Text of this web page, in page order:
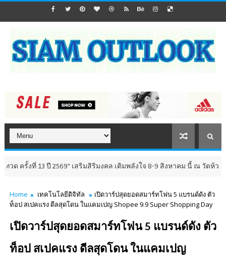
ปี 2569" เสริมสิริมงคล เติมพลังใจ 8-9 สิงหาคม นี้ ณ วัดห้วยมงคล จังห
Home เทคโนโลยีดิจิทัล
เปิดวาร์ปสุดยอดสมาร์ทโฟน 5 แบรนด์ดัง ตัว
ท็อป สเปคแรง ดีลสุดโดน ในแคมเปญ Shopee 9.9 Super Shopping Day
เปิดวาร์ปสุดยอดสมาร์ทโฟน 5 แบรนด์ดัง ตัว
ท็อป สเปคแรง ดีลสุดโดน ในแคมเปญ